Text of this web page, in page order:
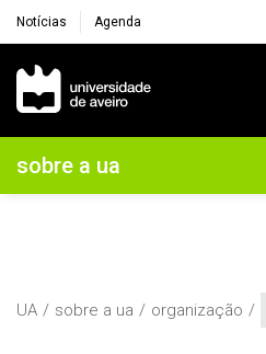
Notícias Agenda
Navegação Principal
Navegação Lateral
sobre a ua
UA sobre a ua organização